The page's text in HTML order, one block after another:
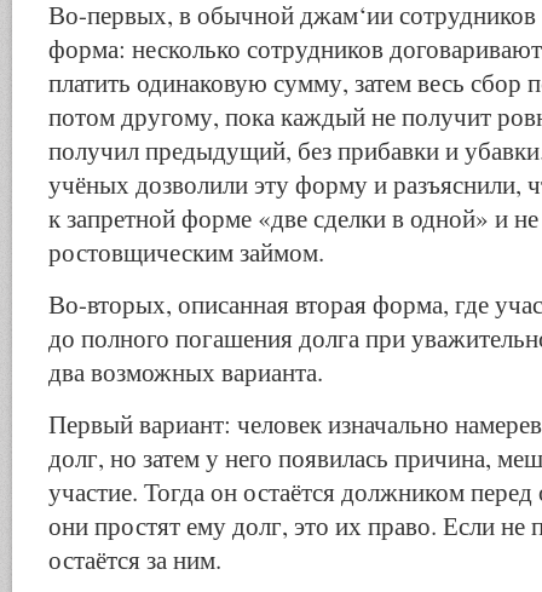
Во-первых, в обычной джам‘ии сотрудников
форма: несколько сотрудников
платить одинаковую сумму, затем весь сбор
потом другому, пока каждый не получит
получил предыдущий, без прибавки и
учёных дозволили эту форму и разъяснили,
к запретной форме «две сделки в одной» и не
ростовщическим займом.
Во-вторых, описанная вторая форма, где
до полного погашения долга при
два возможных варианта.
Первый вариант: человек изначально
долг, но затем у него появилась причина,
участие. Тогда он остаётся должником
они простят ему долг, это их право. Если не
остаётся за ним.